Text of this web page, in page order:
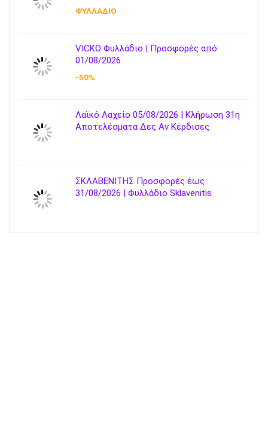
ΦΥΛΛΑΔΙΟ
VICKO Φυλλάδιο | Προσφορές από
01/08/2026
-50%
Λαϊκό Λαχείο 05/08/2026 | Κλήρωση 31η
Αποτελέσματα Δες Αν Κέρδισες
ΣΚΛΑΒΕΝΙΤΗΣ Προσφορές έως
31/08/2026 | Φυλλάδιο Sklavenitis